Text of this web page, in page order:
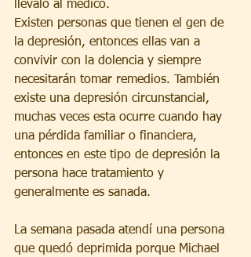
llévalo al médico.
Existen personas que tienen el gen de
la depresión, entonces ellas van a
convivir con la dolencia y siempre
necesitarán tomar remedios. También
existe una depresión circunstancial,
muchas veces esta ocurre cuando hay
una pérdida familiar o financiera,
entonces en este tipo de depresión la
persona hace tratamiento y
generalmente es sanada.
La semana pasada atendí una persona
que quedó deprimida porque Michael